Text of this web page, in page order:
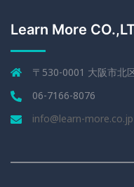
Learn More
〒530-0001 大阪市北
06-7166-8076
info@learn-more.co.jp